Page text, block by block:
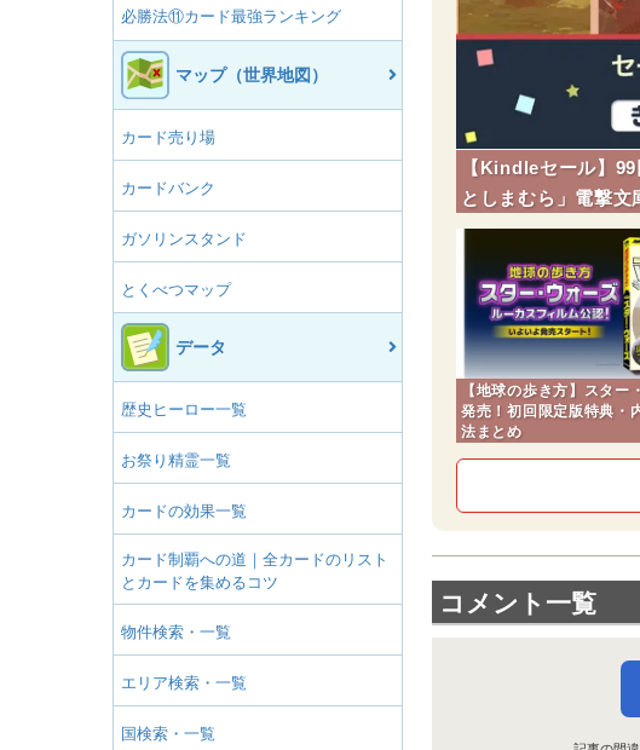
必勝法⑪カード最強ランキング
マップ（世界地図）
カード売り場
カードバンク
ガソリンスタンド
とくべつマップ
データ
歴史ヒーロー一覧
お祭り精霊一覧
カードの効果一覧
カード制覇への道｜全カードのリスト
とカードを集めるコツ
物件検索・一覧
エリア検索・一覧
国検索・一覧
ベレン
フォルタ
カラジャス
アラカジ
サルバド
クイアバ
ブラジリ
ゴイアニ
フランカ
サンパウ
リオデジ
クリチー
ウルグアイ
ベネズエラ
カラカス
シウダー
マラカイ
【Kindleセール】
としまむら」電撃文
【地球の歩き方】スター
発売！初回限定版特典・
法まとめ
コメント一覧